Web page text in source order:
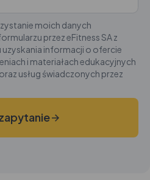
moich danych
przez eFitness SA z
uzyskania informacji o ofercie
i materiałach edukacyjnych
usług świadczonych przez